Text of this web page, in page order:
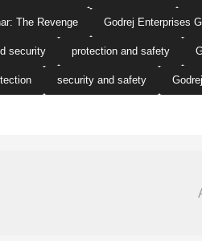
The Revenge Godrej Enterprises
security protection and safety
security and safety